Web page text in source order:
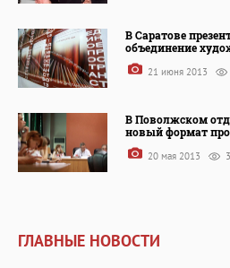
В Саратове
объединение
21 июня 2013
В Поволжском
новый формат
20 мая 2013
ГЛАВНЫЕ НОВОСТИ